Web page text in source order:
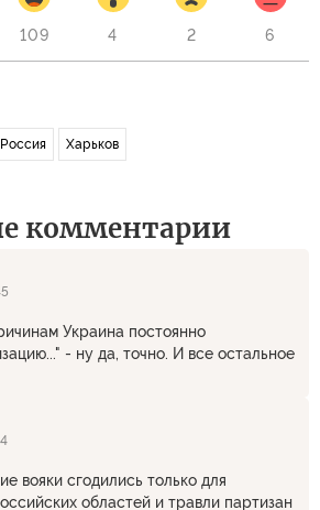
109 4 2 6
Россия Харьков
комментарии
Украина постоянно
- ну да, точно. И все остальное
вояки сгодились только для
областей и травли партизан